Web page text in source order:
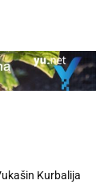
Kurbalija